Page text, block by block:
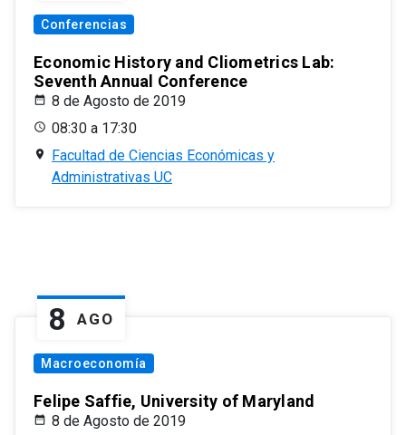
Conferencias
Economic History and Cliometrics Lab:
Seventh Annual Conference
8 de Agosto de 2019
08:30 a 17:30
Facultad de Ciencias Económicas y
Administrativas UC
8 AGO
Macroeconomía
Felipe Saffie, University of Maryland
8 de Agosto de 2019